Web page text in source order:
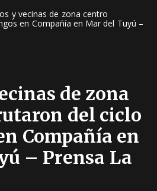
y vecinas de zona centro
en Compañía en Mar del Tuyú –
de zona
del ciclo
Compañía en
– Prensa La